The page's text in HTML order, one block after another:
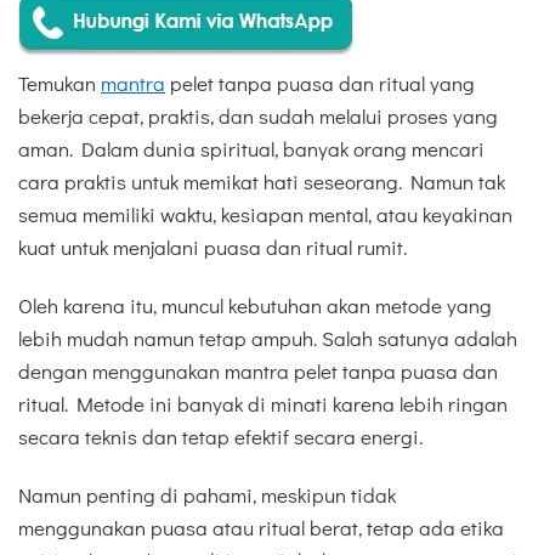
Temukan mantra pelet tanpa puasa dan ritual yang
bekerja cepat, praktis, dan sudah melalui proses yang
aman. Dalam dunia spiritual, banyak orang mencari
cara praktis untuk memikat hati seseorang. Namun tak
semua memiliki waktu, kesiapan mental, atau keyakinan
kuat untuk menjalani puasa dan ritual rumit.
Oleh karena itu, muncul kebutuhan akan metode yang
lebih mudah namun tetap ampuh. Salah satunya adalah
dengan menggunakan mantra pelet tanpa puasa dan
ritual. Metode ini banyak di minati karena lebih ringan
secara teknis dan tetap efektif secara energi.
Namun penting di pahami, meskipun tidak
menggunakan puasa atau ritual berat, tetap ada etika